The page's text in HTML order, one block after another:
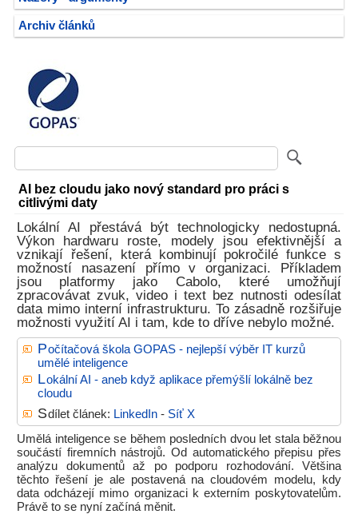
Archiv článků
AI bez cloudu jako nový standard pro práci s
citlivými daty
Lokální AI přestává být technologicky nedostupná.
Výkon hardwaru roste, modely jsou efektivnější a
vznikají řešení, která kombinují pokročilé funkce s
možností nasazení přímo v organizaci. Příkladem
jsou platformy jako Cabolo, které umožňují
zpracovávat zvuk, video i text bez nutnosti odesílat
data mimo interní infrastrukturu. To zásadně rozšiřuje
možnosti využití AI i tam, kde to dříve nebylo možné.
Počítačová škola GOPAS - nejlepší výběr IT kurzů
umělé inteligence
Lokální AI - aneb když aplikace přemýšlí lokálně bez
cloudu
Sdílet článek: LinkedIn- Síť X
Umělá inteligence se během posledních dvou let stala běžnou
součástí firemních nástrojů. Od automatického přepisu přes
analýzu dokumentů až po podporu rozhodování. Většina
těchto řešení je ale postavená na cloudovém modelu, kdy
data odcházejí mimo organizaci k externím poskytovatelům.
Právě to se nyní začíná měnit.